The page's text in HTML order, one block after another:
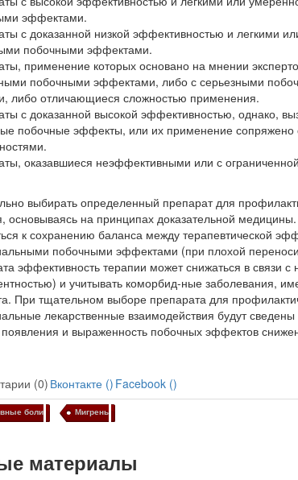
эффектами.
с доказанной низкой эффек­тивностью и легкими
побочными эффектами.
применение которых осно­вано на мнении
побочными эффекта­ми, либо с серьезными
либо отличающиеся сложно­стью применения.
с доказанной высокой эф­фективностью, однако,
побочные эффекты, или их применение
оказавшиеся неэффектив­ными или с
выбирать определенный препа­рат для
основы­ваясь на принципах доказательной
к сохранению баланса между терапевтической
побочными эффектами (при плохой
эффектив­ность терапии может снижаться в связи с
и учитывать коморбид-ные заболевания,
При тщательном выборе препарата для
лекарствен­ные взаимодействия будут
появления и выраженность побочных эффектов
(0) Вконтакте () Facebook ()
боли Мигрень
материалы